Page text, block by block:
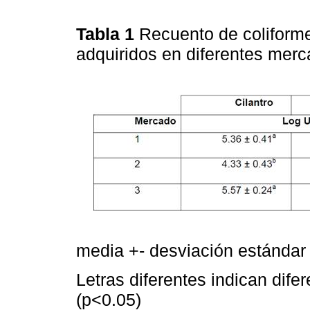
Tabla 1 Recuento de
adquiridos en diferentes
media +- desviación estándar
Letras diferentes indican
(p<0.05)